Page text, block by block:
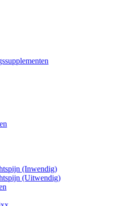
(Inwendig)
(Uitwendig)